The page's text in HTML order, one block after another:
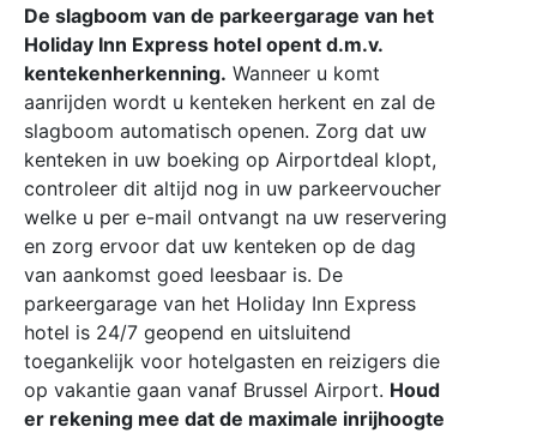
De slagboom van de parkeergarage van het
Holiday Inn Express hotel opent d.m.v.
kentekenherkenning. Wanneer u komt
aanrijden wordt u kenteken herkent en zal de
slagboom automatisch openen. Zorg dat uw
kenteken in uw boeking op Airportdeal klopt,
controleer dit altijd nog in uw parkeervoucher
welke u per e-mail ontvangt na uw reservering
en zorg ervoor dat uw kenteken op de dag
van aankomst goed leesbaar is. De
parkeergarage van het Holiday Inn Express
hotel is 24/7 geopend en uitsluitend
toegankelijk voor hotelgasten en reizigers die
op vakantie gaan vanaf Brussel Airport. Houd
er rekening mee dat de maximale inrijhoogte